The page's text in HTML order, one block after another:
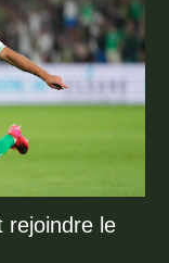
rejoindre le